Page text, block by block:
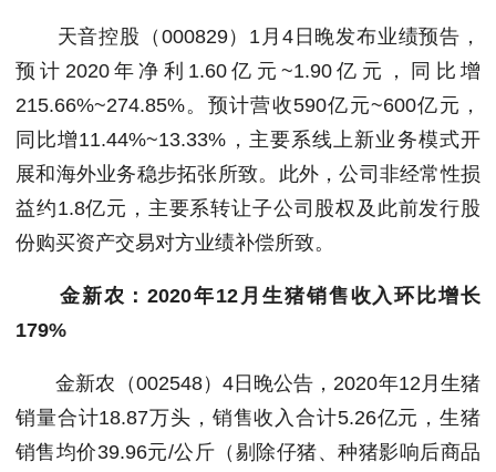
天音控股（000829）1月4日晚发布业绩预告，
预计2020年净利1.60亿元~1.90亿元，同比增
215.66%~274.85%。预计营收590亿元~600亿元，
同比增11.44%~13.33%，主要系线上新业务模式开
展和海外业务稳步拓张所致。此外，公司非经常性损
益约1.8亿元，主要系转让子公司股权及此前发行股
份购买资产交易对方业绩补偿所致。
金新农：2020年12月生猪销售收入环比增长
179%
金新农（002548）4日晚公告，2020年12月生猪
销量合计18.87万头，销售收入合计5.26亿元，生猪
销售均价39.96元/公斤（剔除仔猪、种猪影响后商品